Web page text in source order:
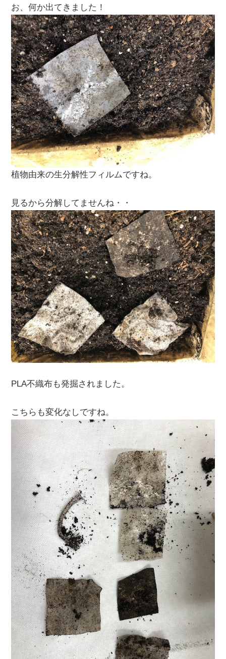
お、何か出てきました！
植物由来の生分解性フィルムですね。
見るから分解してませんね・・
PLA不織布も発掘されました。
こちらも変化なしですね。